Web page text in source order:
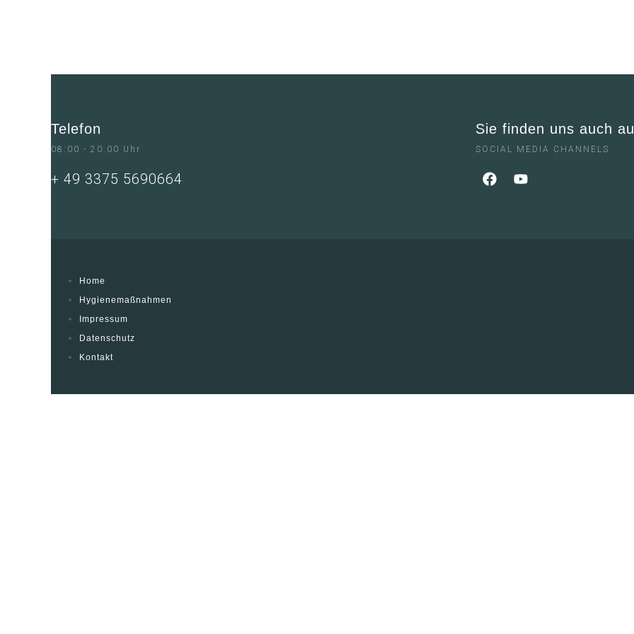
Telefon
08:00 - 20:00 Uhr
+ 49 3375 5690664
Sie finden uns auch
SOCIAL MEDIA CHANNELS
Home
Hygienemaßnahmen
Impressum
Datenschutz
Kontakt